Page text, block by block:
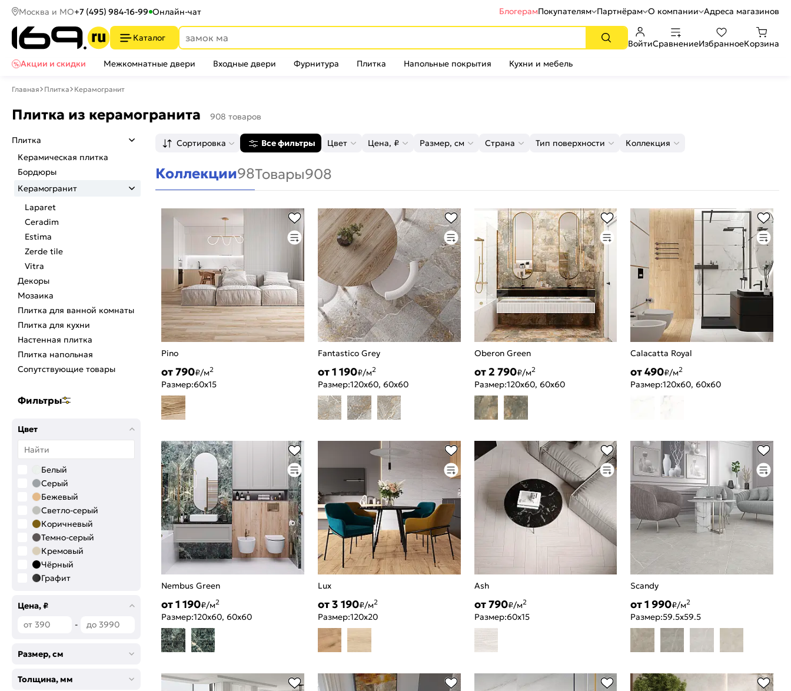
Москва и МО+7 (495) 984-16-99 Онлайн-чат БлогерамПокупателям Партнёрам О компании Адреса магазинов
Каталог
ВойтиСравнениеИзбранноеКорзина
Акции и скидки
Межкомнатные двери Входные двери Фурнитура Плитка Напольные покрытия Кухни и мебель
Главная Плитка Керамогранит
Плитка из керамогранита 908 товаров
Плитка
Керамическая плитка
Бордюры
Керамогранит
Laparet
Ceradim
Estima
Zerde tile
Vitra
Декоры
Мозаика
Плитка для ванной комнаты
Плитка для кухни
Настенная плитка
Плитка напольная
Сопутствующие товары
Фильтры
Цвет
Белый
Серый
Бежевый
Светло-серый
Коричневый
Темно-серый
Кремовый
Чёрный
Графит
Голубой
Темно-коричневый
Серо-бежевый
Цена, ₽
-
Размер, см
Толщина, мм
Сортировка Все фильтры Цвет Цена, ₽ Размер, см Страна Тип поверхности Коллекция
Коллекции98Товары908
Pino
от 790₽/м2
Размер:60x15
Fantastico Grey
от 1 190₽/м2
Размер:120x60, 60x60
Oberon Green
от 2 790₽/м2
Размер:120x60, 60x60
Calacatta Royal
от 490₽/м2
Размер:120x60, 60x60
Nembus Green
от 1 190₽/м2
Размер:120x60, 60x60
Lux
от 3 190₽/м2
Размер:120x20
Ash
от 790₽/м2
Размер:60x15
Scandy
от 1 990₽/м2
Размер:59.5x59.5